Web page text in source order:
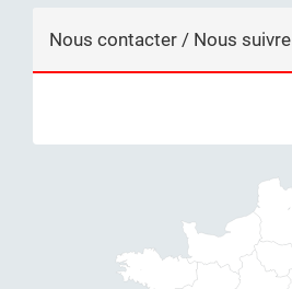
Nous contacter / Nous suivre